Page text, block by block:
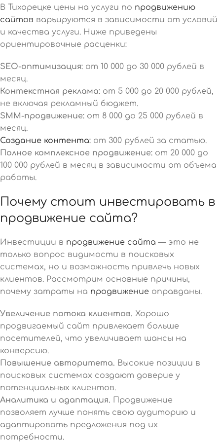
В Тихорецке цены на услуги по продвижению
сайтов варьируются в зависимости от условий
и качества услуги. Ниже приведены
ориентировочные расценки:
SEO-оптимизация: от 10 000 до 30 000 рублей в
месяц.
Контекстная реклама: от 5 000 до 20 000 рублей,
не включая рекламный бюджет.
SMM-продвижение: от 8 000 до 25 000 рублей в
месяц.
Создание контента: от 300 рублей за статью.
Полное комплексное продвижение: от 20 000 до
100 000 рублей в месяц в зависимости от объема
работы.
Почему стоит инвестировать в
продвижение сайта?
Инвестиции в продвижение сайта — это не
только вопрос видимости в поисковых
системах, но и возможность привлечь новых
клиентов. Рассмотрим основные причины,
почему затраты на продвижение оправданы.
Увеличение потока клиентов. Хорошо
продвигаемый сайт привлекает больше
посетителей, что увеличивает шансы на
конверсию.
Повышение авторитета. Высокие позиции в
поисковых системах создают доверие у
потенциальных клиентов.
Аналитика и адаптация. Продвижение
позволяет лучше понять свою аудиторию и
адаптировать предложения под их
потребности.